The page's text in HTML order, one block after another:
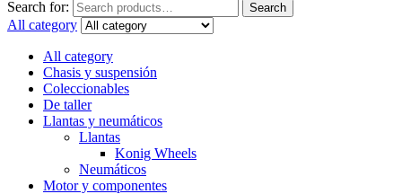
Search for: Search
All category
All category
Chasis y suspensión
Coleccionables
De taller
Llantas y neumáticos
Llantas
Konig Wheels
Neumáticos
Motor y componentes